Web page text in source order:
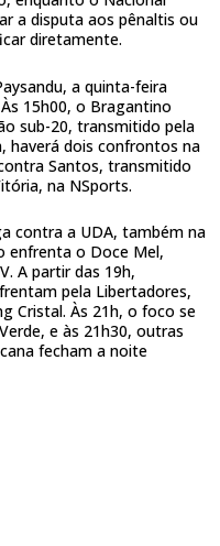
a disputa aos pênaltis ou
diretamente.
a quinta-feira
15h00, o Bragantino
sub-20, transmitido pela
haverá dois confrontos na
Santos, transmitido
na NSports.
contra a UDA, também na
enfrenta o Doce Mel,
A partir das 19h,
pela Libertadores,
Cristal. Às 21h, o foco se
e às 21h30, outras
fecham a noite